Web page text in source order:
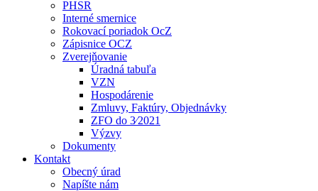
PHSR
Interné smernice
Rokovací poriadok OcZ
Zápisnice OCZ
Zverejňovanie
Úradná tabuľa
VZN
Hospodárenie
Zmluvy, Faktúry, Objednávky
ZFO do 3⁄2021
Výzvy
Dokumenty
Kontakt
Obecný úrad
Napíšte nám